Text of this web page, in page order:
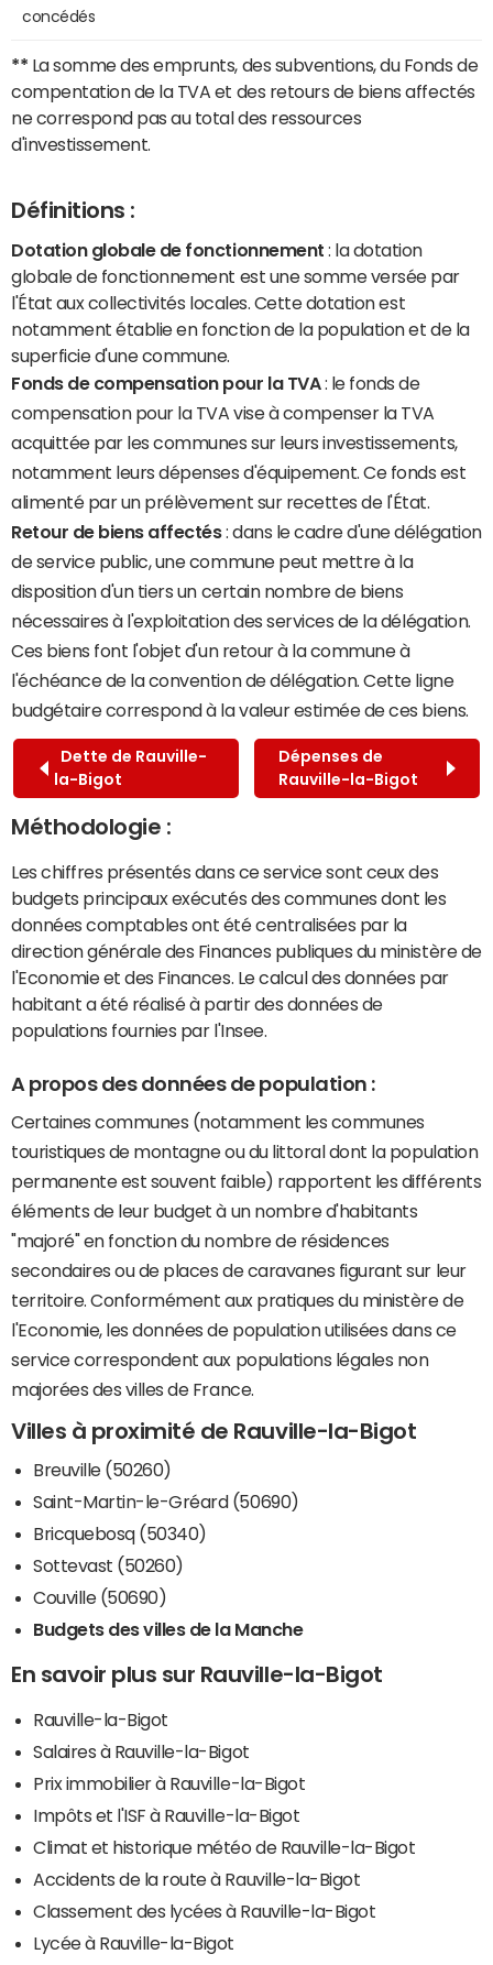
concédés
** La somme des emprunts, des subventions, du Fonds de
compentation de la TVA et des retours de biens affectés
ne correspond pas au total des ressources
d'investissement.
Définitions :
Dotation globale de fonctionnement : la dotation
globale de fonctionnement est une somme versée par
l'État aux collectivités locales. Cette dotation est
notamment établie en fonction de la population et de la
superficie d'une commune.
Fonds de compensation pour la TVA: le fonds de
compensation pour la TVA vise à compenser la TVA
acquittée par les communes sur leurs investissements,
notamment leurs dépenses d'équipement. Ce fonds est
alimenté par un prélèvement sur recettes de l'État.
Retour de biens affectés: dans le cadre d'une délégation
de service public, une commune peut mettre à la
disposition d'un tiers un certain nombre de biens
nécessaires à l'exploitation des services de la délégation.
Ces biens font l'objet d'un retour à la commune à
l'échéance de la convention de délégation. Cette ligne
budgétaire correspond à la valeur estimée de ces biens.
Dette de Rauville-
la-Bigot
Dépenses de
Rauville-la-Bigot
Méthodologie :
Les chiffres présentés dans ce service sont ceux des
budgets principaux exécutés des communes dont les
données comptables ont été centralisées par la
direction générale des Finances publiques du ministère de
l'Economie et des Finances. Le calcul des données par
habitant a été réalisé à partir des données de
populations fournies par l'Insee.
A propos des données de population :
Certaines communes (notamment les communes
touristiques de montagne ou du littoral dont la population
permanente est souvent faible) rapportent les différents
éléments de leur budget à un nombre d'habitants
"majoré" en fonction du nombre de résidences
secondaires ou de places de caravanes figurant sur leur
territoire. Conformément aux pratiques du ministère de
l'Economie, les données de population utilisées dans ce
service correspondent aux populations légales non
majorées des villes de France.
Villes à proximité de Rauville-la-Bigot
Breuville (50260)
Saint-Martin-le-Gréard (50690)
Bricquebosq (50340)
Sottevast (50260)
Couville (50690)
Budgets des villes de la Manche
En savoir plus sur Rauville-la-Bigot
Rauville-la-Bigot
Salaires à Rauville-la-Bigot
Prix immobilier à Rauville-la-Bigot
Impôts et l'ISF à Rauville-la-Bigot
Climat et historique météo de Rauville-la-Bigot
Accidents de la route à Rauville-la-Bigot
Classement des lycées à Rauville-la-Bigot
Lycée à Rauville-la-Bigot